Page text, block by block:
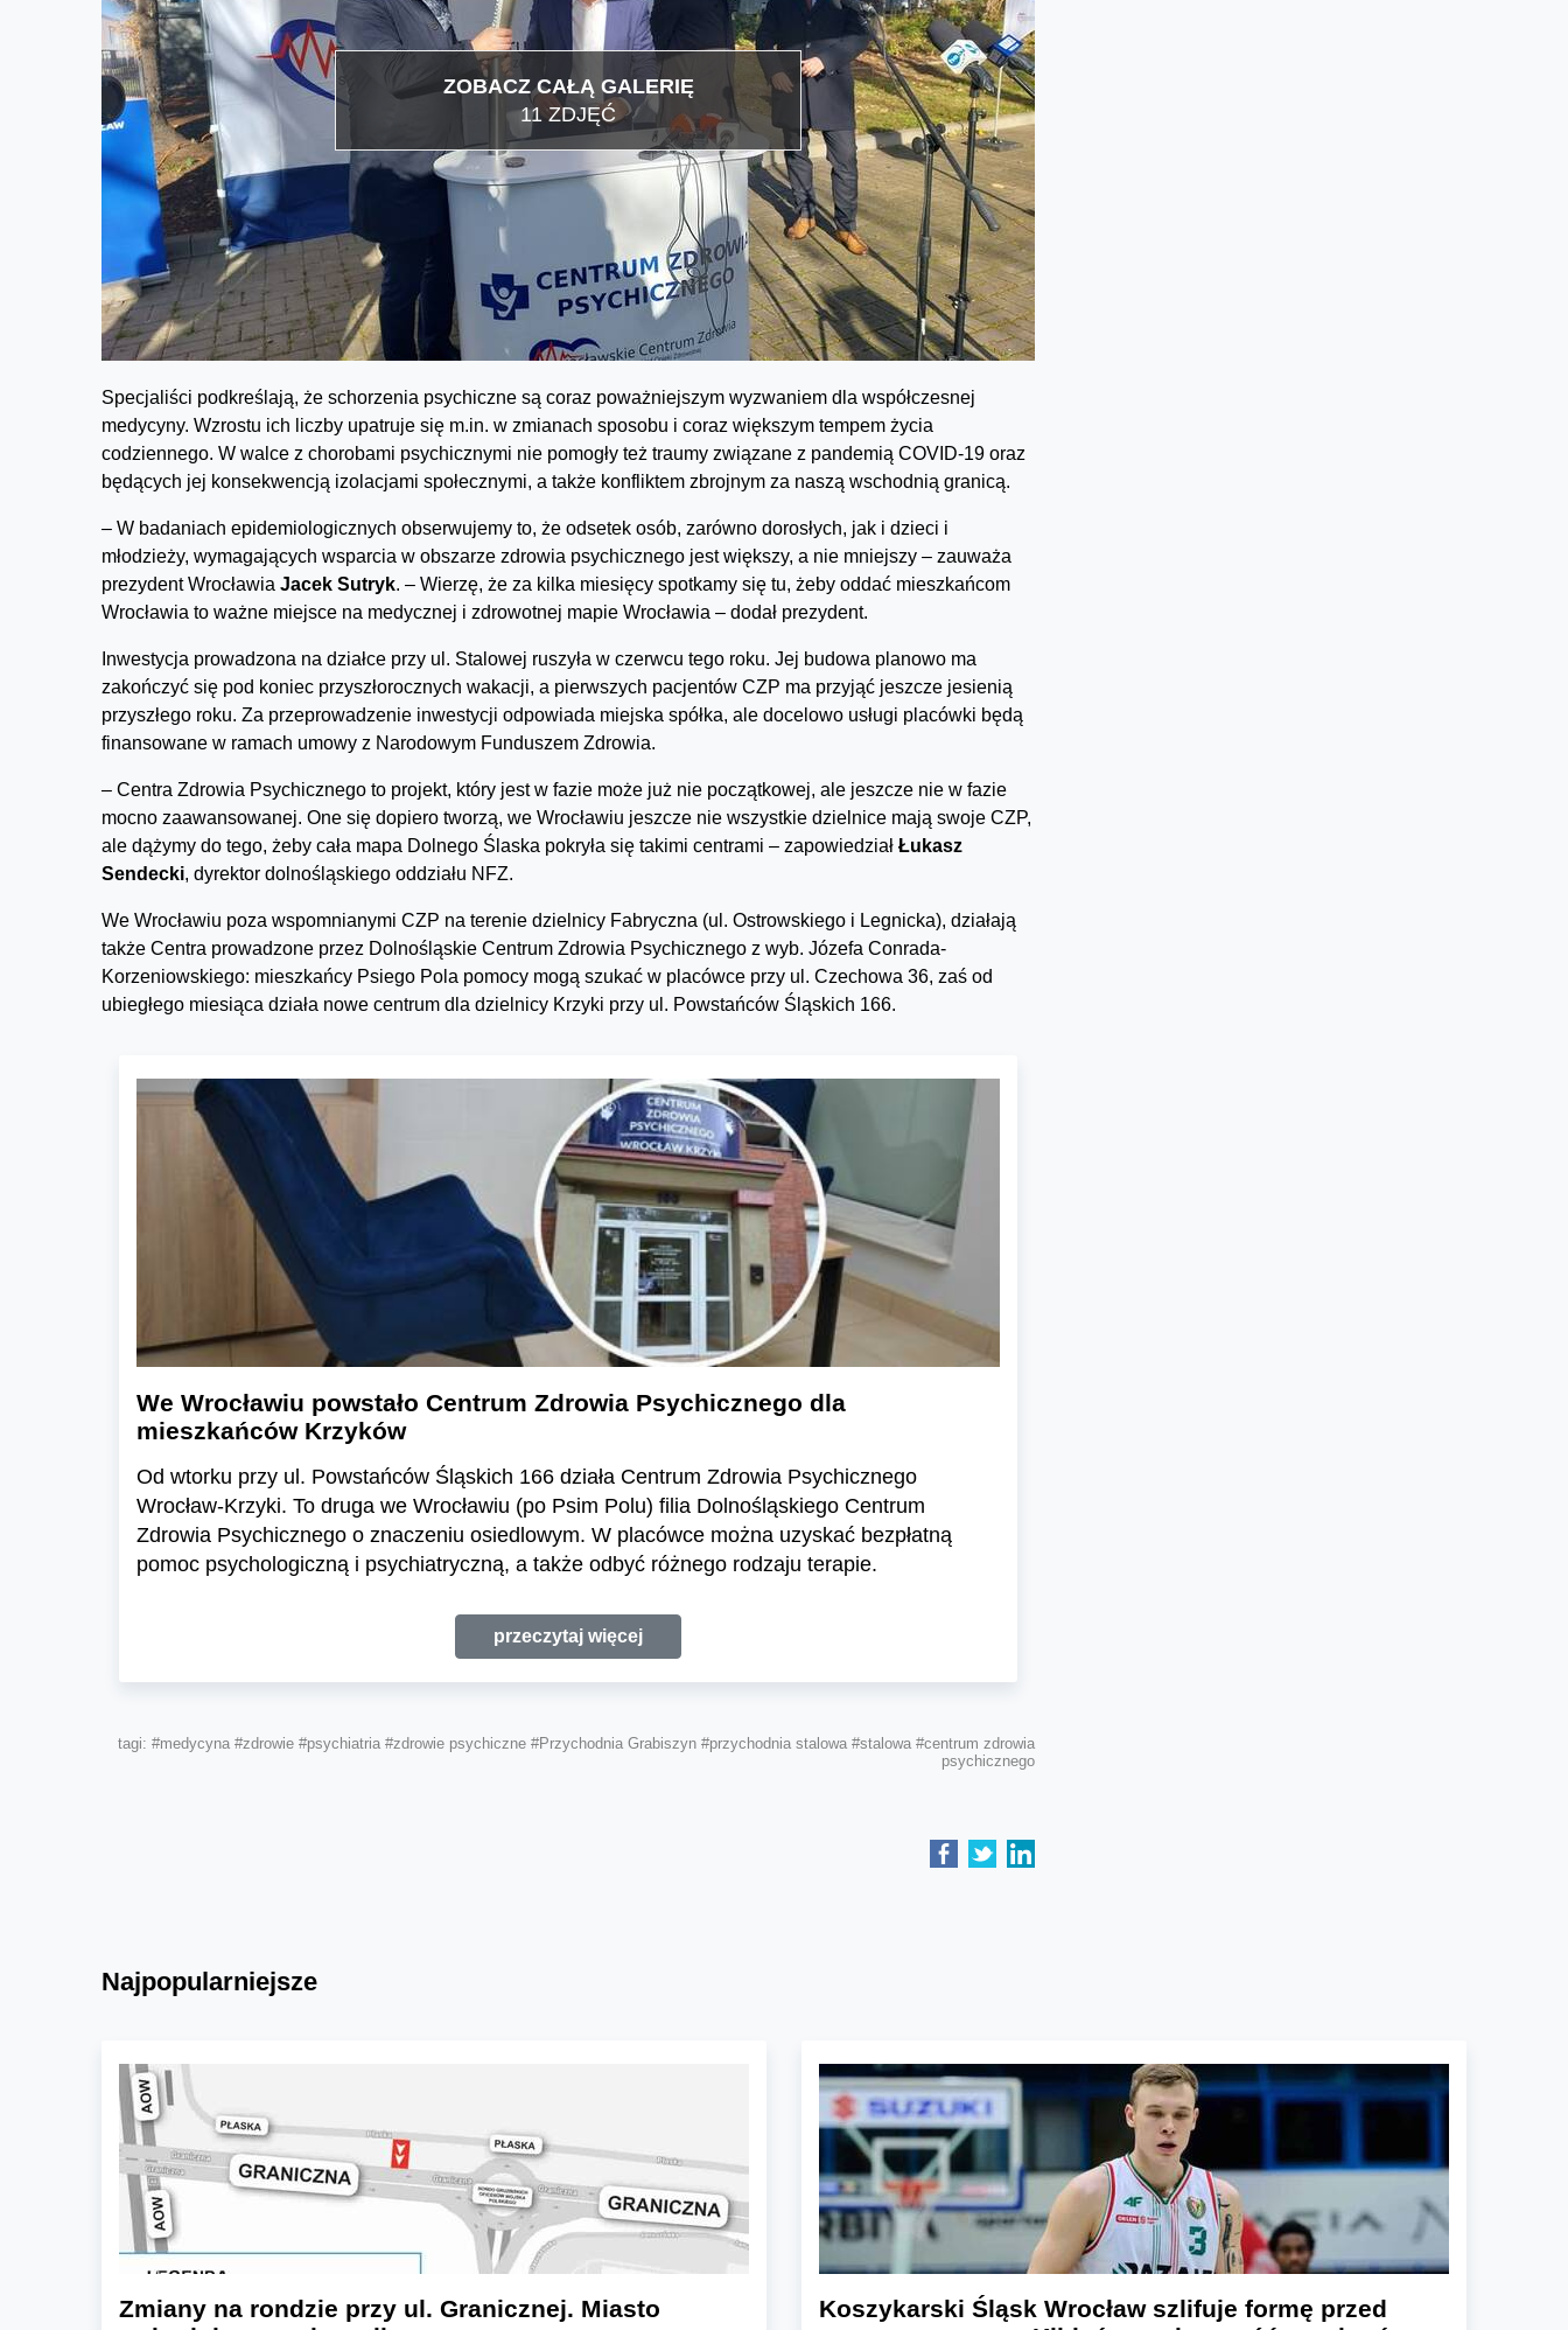
ZOBACZ CAŁĄ GALERIĘ
11 ZDJĘĆ
Specjaliści podkreślają, że schorzenia psychiczne są coraz poważniejszym wyzwaniem dla współczesnej
medycyny. Wzrostu ich liczby upatruje się m.in. w zmianach sposobu i coraz większym tempem życia
codziennego. W walce z chorobami psychicznymi nie pomogły też traumy związane z pandemią COVID-19 oraz
będących jej konsekwencją izolacjami społecznymi, a także konfliktem zbrojnym za naszą wschodnią granicą.
– W badaniach epidemiologicznych obserwujemy to, że odsetek osób, zarówno dorosłych, jak i dzieci i
młodzieży, wymagających wsparcia w obszarze zdrowia psychicznego jest większy, a nie mniejszy – zauważa
prezydent Wrocławia Jacek Sutryk. – Wierzę, że za kilka miesięcy spotkamy się tu, żeby oddać mieszkańcom
Wrocławia to ważne miejsce na medycznej i zdrowotnej mapie Wrocławia – dodał prezydent.
Inwestycja prowadzona na działce przy ul. Stalowej ruszyła w czerwcu tego roku. Jej budowa planowo ma
zakończyć się pod koniec przyszłorocznych wakacji, a pierwszych pacjentów CZP ma przyjąć jeszcze jesienią
przyszłego roku. Za przeprowadzenie inwestycji odpowiada miejska spółka, ale docelowo usługi placówki będą
finansowane w ramach umowy z Narodowym Funduszem Zdrowia.
– Centra Zdrowia Psychicznego to projekt, który jest w fazie może już nie początkowej, ale jeszcze nie w fazie
mocno zaawansowanej. One się dopiero tworzą, we Wrocławiu jeszcze nie wszystkie dzielnice mają swoje CZP,
ale dążymy do tego, żeby cała mapa Dolnego Ślaska pokryła się takimi centrami – zapowiedział Łukasz
Sendecki, dyrektor dolnośląskiego oddziału NFZ.
We Wrocławiu poza wspomnianymi CZP na terenie dzielnicy Fabryczna (ul. Ostrowskiego i Legnicka), działają
także Centra prowadzone przez Dolnośląskie Centrum Zdrowia Psychicznego z wyb. Józefa Conrada-
Korzeniowskiego: mieszkańcy Psiego Pola pomocy mogą szukać w placówce przy ul. Czechowa 36, zaś od
ubiegłego miesiąca działa nowe centrum dla dzielnicy Krzyki przy ul. Powstańców Śląskich 166.
We Wrocławiu powstało Centrum Zdrowia Psychicznego dla
mieszkańców Krzyków
Od wtorku przy ul. Powstańców Śląskich 166 działa Centrum Zdrowia Psychicznego
Wrocław-Krzyki. To druga we Wrocławiu (po Psim Polu) filia Dolnośląskiego Centrum
Zdrowia Psychicznego o znaczeniu osiedlowym. W placówce można uzyskać bezpłatną
pomoc psychologiczną i psychiatryczną, a także odbyć różnego rodzaju terapie.
przeczytaj więcej
tagi: #medycyna #zdrowie #psychiatria #zdrowie psychiczne #Przychodnia Grabiszyn #przychodnia stalowa #stalowa #centrum zdrowia
psychicznego
Najpopularniejsze
Zmiany na rondzie przy ul. Granicznej. Miasto
Koszykarski Śląsk Wrocław szlifuje formę przed